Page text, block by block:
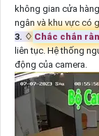
không gian cửa
ngân và khu vực có
3. ♢ Chắc chắn
liên tục. Hệ thống
động của camera.